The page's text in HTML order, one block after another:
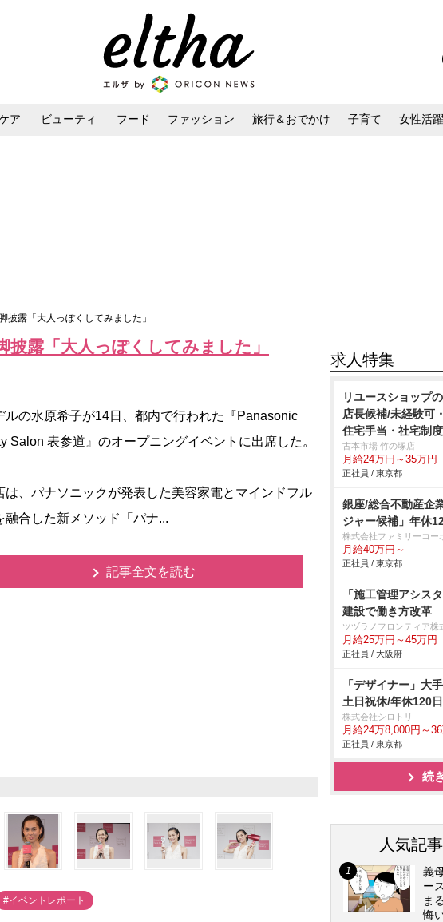
ア ビューティ フード ファッション 旅行＆おでかけ 子育て 女性活躍
披露「大人っぽくしてみました」
露「大人っぽくしてみました」
の水原希子が14日、都内で行われた『Panasonic
Salon 表参道』のオープニングイベントに出席した。
、パナソニックが発表した美容家電とマインドフル
融合した新メソッド「パナ...
記事全文を読む
#イベントレポート
求人特集
リユースショップ
店長候補/未経験可
住宅手当・社宅制度
古本市場 竹の塚店
月給24万円～35万円
正社員 / 東京都
銀座/総合不動産企
ジャー候補」年休
株式会社ファミリーコー
月給40万円～
正社員 / 東京都
「施工管理アシス
建設で働き方改革
ツヅラノフロンティア株
月給25万円～45万円
正社員 / 大阪府
「デザイナー」大
土日祝休/年休120日
株式会社シロトリ
月給24万8,000円～
正社員 / 東京都
続
人気記
義
ー
ま
悔